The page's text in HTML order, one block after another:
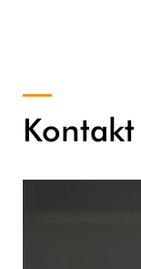
Kontakt